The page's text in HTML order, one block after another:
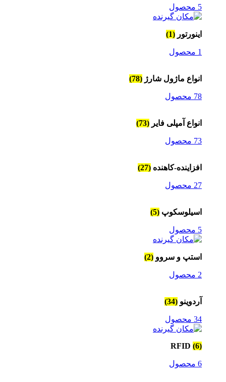
5 محصول
اینورتور (1)
1 محصول
انواع ماژول شارژ (78)
78 محصول
انواع آمپلی فایر (73)
73 محصول
افزاینده-کاهنده (27)
27 محصول
اسیلوسکوپ (5)
5 محصول
استپ و سروو (2)
2 محصول
آردوینو (34)
34 محصول
RFID (6)
6 محصول